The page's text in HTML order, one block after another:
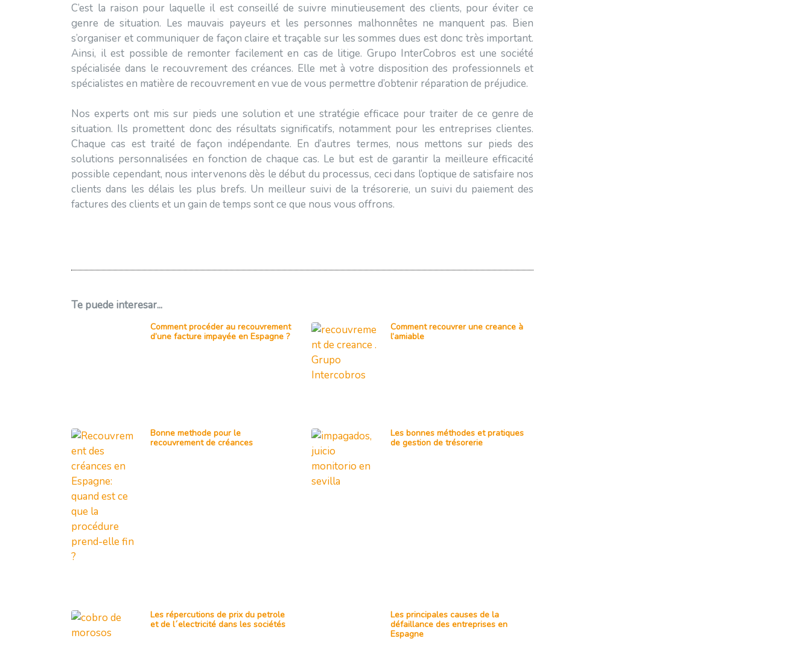
C’est la raison pour laquelle il est conseillé de suivre minutieusement des clients, pour éviter ce
genre de situation. Les mauvais payeurs et les personnes malhonnêtes ne manquent pas. Bien
s’organiser et communiquer de façon claire et traçable sur les sommes dues est donc très important.
Ainsi, il est possible de remonter facilement en cas de litige. Grupo InterCobros est une société
spécialisée dans le recouvrement des créances. Elle met à votre disposition des professionnels et
spécialistes en matière de recouvrement en vue de vous permettre d’obtenir réparation de préjudice.
Nos experts ont mis sur pieds une solution et une stratégie efficace pour traiter de ce genre de
situation. Ils promettent donc des résultats significatifs, notamment pour les entreprises clientes.
Chaque cas est traité de façon indépendante. En d’autres termes, nous mettons sur pieds des
solutions personnalisées en fonction de chaque cas. Le but est de garantir la meilleure efficacité
possible cependant, nous intervenons dès le début du processus, ceci dans l’optique de satisfaire nos
clients dans les délais les plus brefs. Un meilleur suivi de la trésorerie, un suivi du paiement des
factures des clients et un gain de temps sont ce que nous vous offrons.
Te puede interesar...
Comment procéder au recouvrement
d’une facture impayée en Espagne ?
Comment recouvrer une creance à
l’amiable
Bonne methode pour le
recouvrement de créances
Les bonnes méthodes et pratiques
de gestion de trésorerie
Les répercutions de prix du petrole
et de l´electricité dans les sociétés
Les principales causes de la
défaillance des entreprises en
Espagne